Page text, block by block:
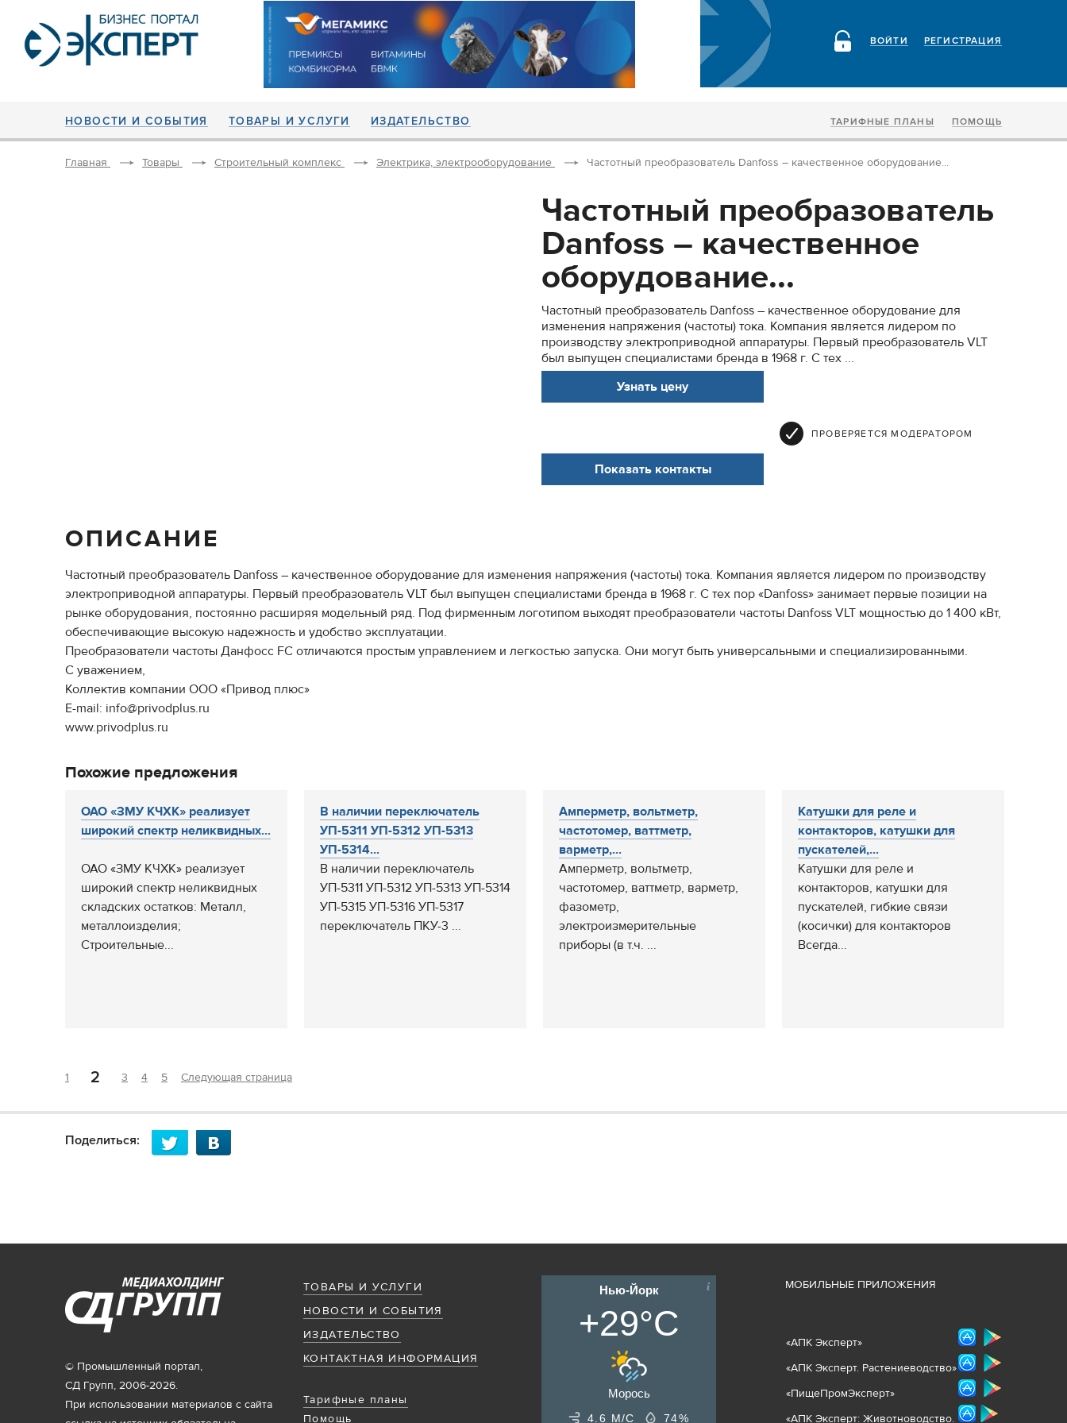
РЕГИСТРАЦИЯ
ВОЙТИ
НОВОСТИ И СОБЫТИЯ ТОВАРЫ И УСЛУГИ ИЗДАТЕЛЬСТВО ТАРИФНЫЕ ПЛАНЫ ПОМОЩЬ
Главная Товары Строительный комплекс Электрика, электрооборудование Частотный преобразователь Danfoss – качественное оборудование...
Частотный преобразователь
Danfoss – качественное
оборудование...
Частотный преобразователь Danfoss – качественное оборудование для
изменения напряжения (частоты) тока. Компания является лидером по
производству электроприводной аппаратуры. Первый преобразователь VLT
был выпущен специалистами бренда в 1968 г. С тех ...
Узнать цену
ПРОВЕРЯЕТСЯ МОДЕРАТОРОМ
Показать контакты
ОПИСАНИЕ
Частотный преобразователь Danfoss – качественное оборудование для изменения напряжения (частоты) тока. Компания является лидером по производству
электроприводной аппаратуры. Первый преобразователь VLT был выпущен специалистами бренда в 1968 г. С тех пор «Danfoss» занимает первые позиции на
рынке оборудования, постоянно расширяя модельный ряд. Под фирменным логотипом выходят преобразователи частоты Danfoss VLT мощностью до 1 400 кВт,
обеспечивающие высокую надежность и удобство эксплуатации.
Преобразователи частоты Данфосс FC отличаются простым управлением и легкостью запуска. Они могут быть универсальными и специализированными.
С уважением,
Коллектив компании ООО «Привод плюс»
E-mail: info@privodplus.ru
www.privodplus.ru
Похожие предложения
ОАО «ЗМУ КЧХК» реализует
широкий спектр неликвидных...
ОАО «ЗМУ КЧХК» реализует
широкий спектр неликвидных
складских остатков: Металл,
металлоизделия;
Строительные...
В наличии переключатель
УП-5311 УП-5312 УП-5313
УП-5314...
В наличии переключатель
УП-5311 УП-5312 УП-5313 УП-5314
УП-5315 УП-5316 УП-5317
переключатель ПКУ-3 ...
Амперметр, вольтметр,
частотомер, ваттметр,
варметр,...
Амперметр, вольтметр,
частотомер, ваттметр, варметр,
фазометр,
электроизмерительные
приборы (в т.ч. ...
Катушки для реле и
контакторов, катушки для
пускателей,...
Катушки для реле и
контакторов, катушки для
пускателей, гибкие связи
(косички) для контакторов
Всегда...
1 2 3 4 5 Следующая страница
Поделиться:
ТОВАРЫ И УСЛУГИ
НОВОСТИ И СОБЫТИЯ
ИЗДАТЕЛЬСТВО
КОНТАКТНАЯ ИНФОРМАЦИЯ
Тарифные планы
Помощь
© Промышленный портал,
СД Групп, 2006-2026.
При использовании материалов с сайта
Нью-Йорк
+29°C
Морось
4.6 М/С 74%
МОБИЛЬНЫЕ ПРИЛОЖЕНИЯ
«АПК Эксперт»
«АПК Эксперт. Растениеводство»
«ПищеПромЭксперт»
«АПК Эксперт: Животноводство.